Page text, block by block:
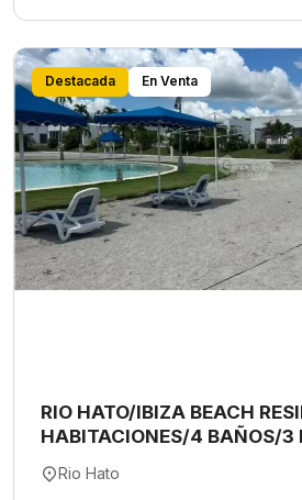
Destacada En Venta
RIO HATO/IBIZA BEACH
HABITACIONES/4 BAÑOS/3
Rio Hato